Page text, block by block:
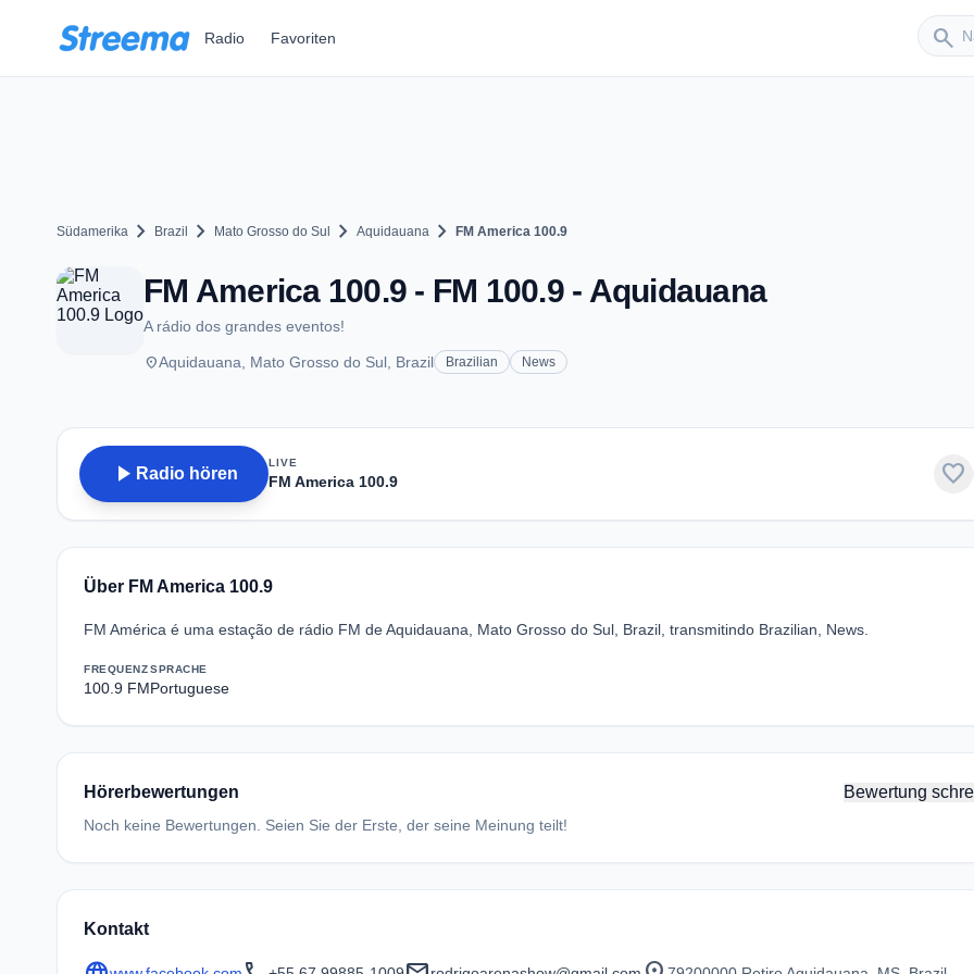
Radio Favoriten search
Südamerika chevron_right Brazil chevron_right Mato Grosso do Sul chevron_right Aquidauana chevron_right FM America 100.9
FM America 100.9 - FM 100.9 - Aquidauana
A rádio dos grandes eventos!
placeAquidauana, Mato Grosso do Sul, Brazil Brazilian News
play_arrow Radio hören
LIVE
FM America 100.9 favorite
Über FM America 100.9
FM América é uma estação de rádio FM de Aquidauana, Mato Grosso do Sul, Brazil, transmitindo Brazilian, News.
FREQUENZ
100.9 FM
SPRACHE
Portuguese
Hörerbewertungen Bewertung
Noch keine Bewertungen. Seien Sie der Erste, der seine Meinung teilt!
Kontakt